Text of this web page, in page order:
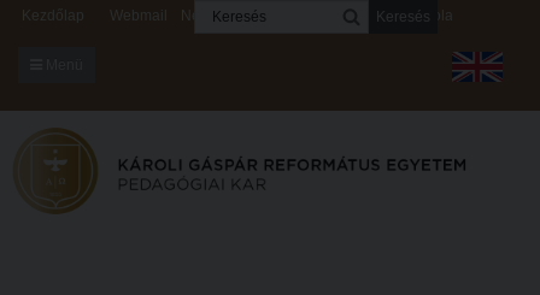
KARUNKRÓL
Dékáni Hivatal
Kezdőlap Webmail Neptun Digitális rendszerek Kapcsolat
Keresés